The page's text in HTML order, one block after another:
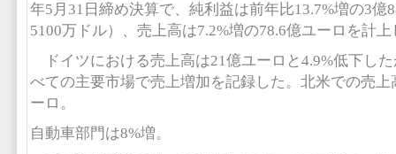
年5月31日締め決算で、純利益は前年比13.7%増の3億
5100万ドル）、売上高は7.2%増の78.6億ユーロを計上
ドイツにおける売上高は21億ユーロと4.9%低下し
べての主要市場で売上増加を記録した。北米での売上
ーロ。
自動車部門は8%増。